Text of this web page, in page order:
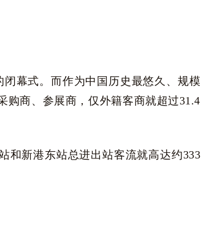
幕式。而作为中国历史最悠久、规模
购商、参展商，仅外籍客商就超过31.4
和新港东站总进出站客流就高达约333